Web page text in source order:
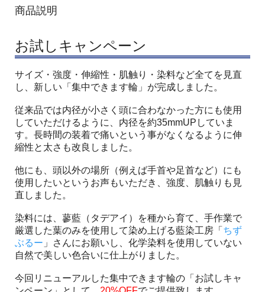
商品説明
お試しキャンペーン
サイズ・強度・伸縮性・肌触り・染料など全てを見直
し、新しい「集中できます輪」が完成しました。
従来品では内径が小さく頭に合わなかった方にも使用
していただけるように、内径を約35mmUPしていま
す。長時間の装着で痛いという事がなくなるように伸
縮性と太さも改良しました。
他にも、頭以外の場所（例えば手首や足首など）にも
使用したいというお声もいただき、強度、肌触りも見
直しました。
染料には、蓼藍（タデアイ）を種から育て、手作業で
厳選した葉のみを使用して染め上げる藍染工房「 ちず
ぶるー 」さんにお願いし、化学染料を使用していない
自然で美しい色合いに仕上がりました。
今回リニューアルした集中できます輪の「お試しキャ